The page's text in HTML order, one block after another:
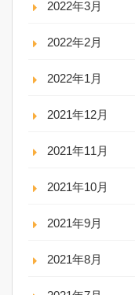
2022年3月
2022年2月
2022年1月
2021年12月
2021年11月
2021年10月
2021年9月
2021年8月